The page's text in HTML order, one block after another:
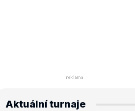
Aktuální turnaje